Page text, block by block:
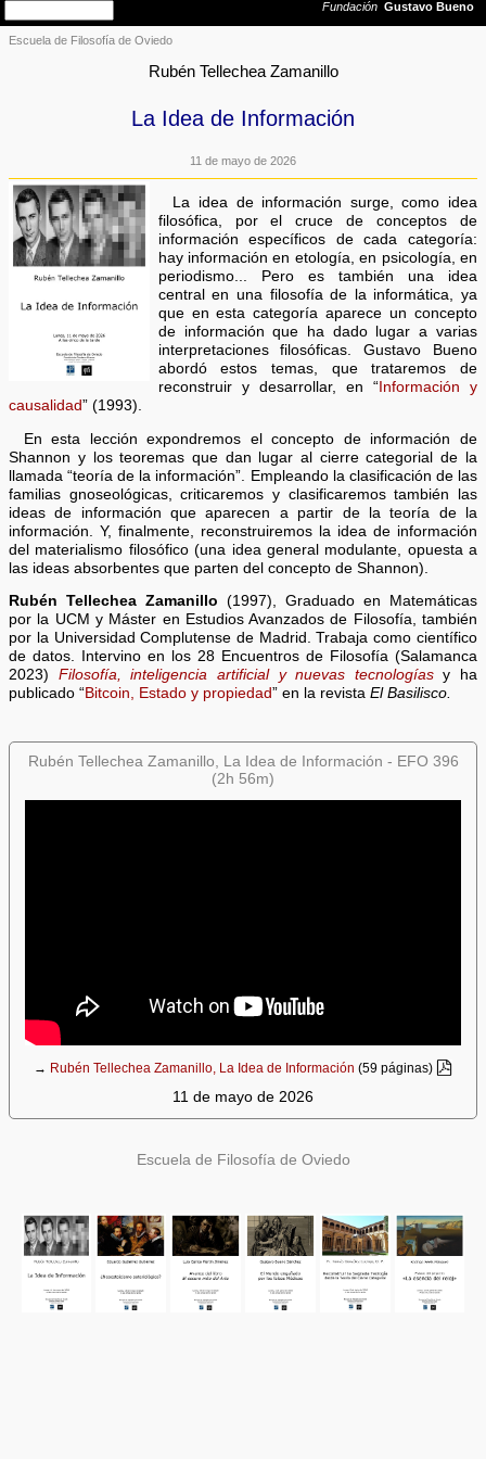
Escuela de Filosofía de Oviedo
Rubén Tellechea Zamanillo
La Idea de Información
11 de mayo de 2026
La idea de información surge, como idea
filosófica, por el cruce de conceptos de
información específicos de cada categoría:
hay información en etología, en psicología, en
periodismo... Pero es también una idea
central en una filosofía de la informática, ya
que en esta categoría aparece un concepto
de información que ha dado lugar a varias
interpretaciones filosóficas. Gustavo Bueno
abordó estos temas, que trataremos de
reconstruir y desarrollar, en “Información y
causalidad” (1993).
En esta lección expondremos el concepto de información de
Shannon y los teoremas que dan lugar al cierre categorial de la
llamada “teoría de la información”. Empleando la clasificación de las
familias gnoseológicas, criticaremos y clasificaremos también las
ideas de información que aparecen a partir de la teoría de la
información. Y, finalmente, reconstruiremos la idea de información
del materialismo filosófico (una idea general modulante, opuesta a
las ideas absorbentes que parten del concepto de Shannon).
Rubén Tellechea Zamanillo (1997), Graduado en Matemáticas
por la UCM y Máster en Estudios Avanzados de Filosofía, también
por la Universidad Complutense de Madrid. Trabaja como científico
de datos. Intervino en los 28 Encuentros de Filosofía (Salamanca
2023) Filosofía, inteligencia artificial y nuevas tecnologíasy ha
publicado “Bitcoin, Estado y propiedad” en la revistaEl Basilisco.
Rubén Tellechea Zamanillo, La Idea de Información - EFO 396
(2h 56m)
→ Rubén Tellechea Zamanillo, La Idea de Información (59 páginas)
11 de mayo de 2026
Escuela de Filosofía de Oviedo